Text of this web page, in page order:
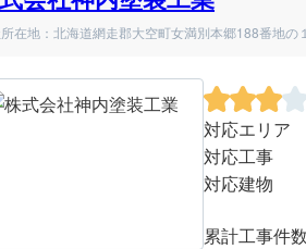
在地：北海道網走郡大空町女満別本郷188番地の１
対応エリア
対応工事
対応建物
累計工事件数